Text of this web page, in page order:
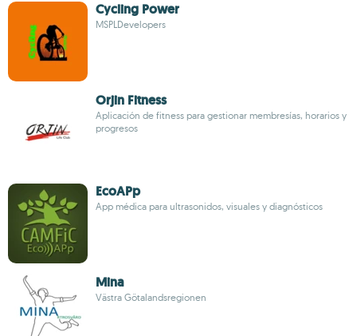
Cycling Power
MSPLDevelopers
Orjin Fitness
Aplicación de fitness para gestionar membresías, horarios y
progresos
EcoAPp
App médica para ultrasonidos, visuales y diagnósticos
Mina
Västra Götalandsregionen